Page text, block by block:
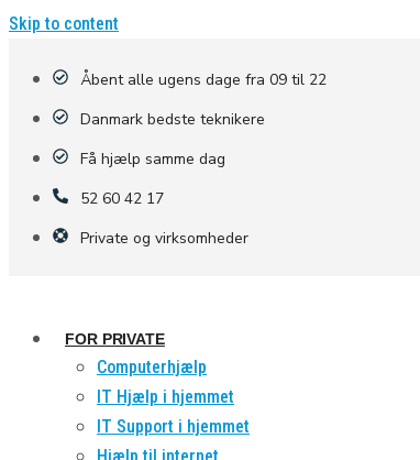
Skip to content
Åbent alle ugens dage fra 09 til 22
Danmark bedste teknikere
Få hjælp samme dag
52 60 42 17
Private og virksomheder
FOR PRIVATE
Computerhjælp
IT Hjælp i hjemmet
IT Support i hjemmet